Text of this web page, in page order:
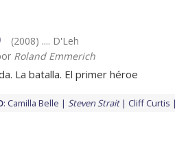
(2008) .... D'Leh
Roland Emmerich
La batalla. El primer héroe
: Camilla Belle Steven Strait Cliff Curtis